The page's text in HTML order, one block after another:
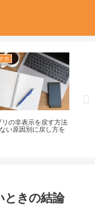
ホ
リの非表示を戻す方法
い原因別に戻し方を
ときの結論